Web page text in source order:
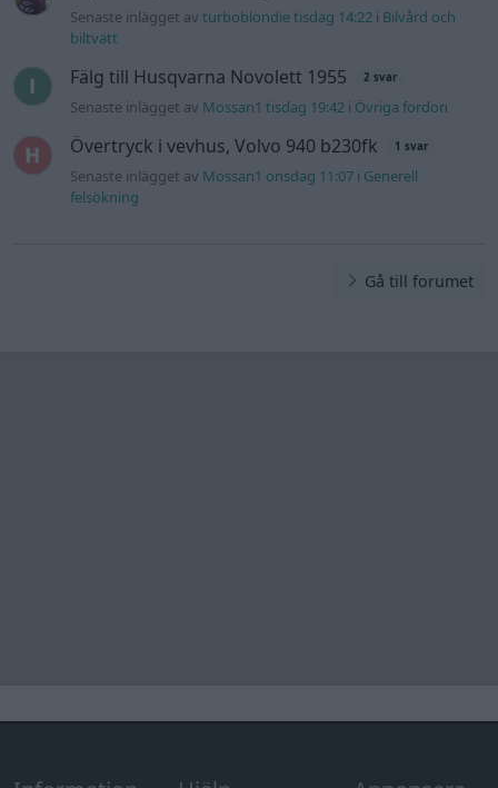
Senaste inlägget avturboblondie tisdag 14:22 i Bilvård och
biltvätt
Fälg till Husqvarna Novolett 1955 2 svar
Senaste inlägget av Mossan1 tisdag 19:42 i Övriga fordon
Övertryck i vevhus, Volvo 940 b230fk 1 svar
Senaste inlägget av Mossan1 onsdag 11:07 i Generell
felsökning
Gå till forumet